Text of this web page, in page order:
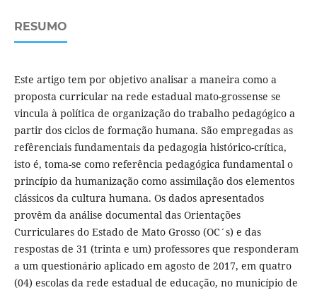
RESUMO
Este artigo tem por objetivo analisar a maneira como a
proposta curricular na rede estadual mato-grossense se
vincula à política de organização do trabalho pedagógico a
partir dos ciclos de formação humana. São empregadas as
refêrenciais fundamentais da pedagogia histórico-crítica,
isto é, toma-se como referência pedagógica fundamental o
princípio da humanização como assimilação dos elementos
clássicos da cultura humana. Os dados apresentados
provêm da análise documental das Orientações
Curriculares do Estado de Mato Grosso (OC´s) e das
respostas de 31 (trinta e um) professores que responderam
a um questionário aplicado em agosto de 2017, em quatro
(04) escolas da rede estadual de educação, no município de